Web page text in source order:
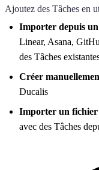
Ajoutez des Tâches en
Importer depuis un
Linear, Asana,
des Tâches
Créer
Ducalis
Importer un
avec des Tâches